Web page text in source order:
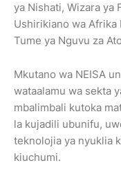
ya Nishati, Wizara ya
Ushirikiano wa Afrika
Tume ya Nguvu za
Mkutano wa NEISA
wataalamu wa sekta
mbalimbali kutoka
la kujadili ubunifu,
teknolojia ya nyuklia
kiuchumi.